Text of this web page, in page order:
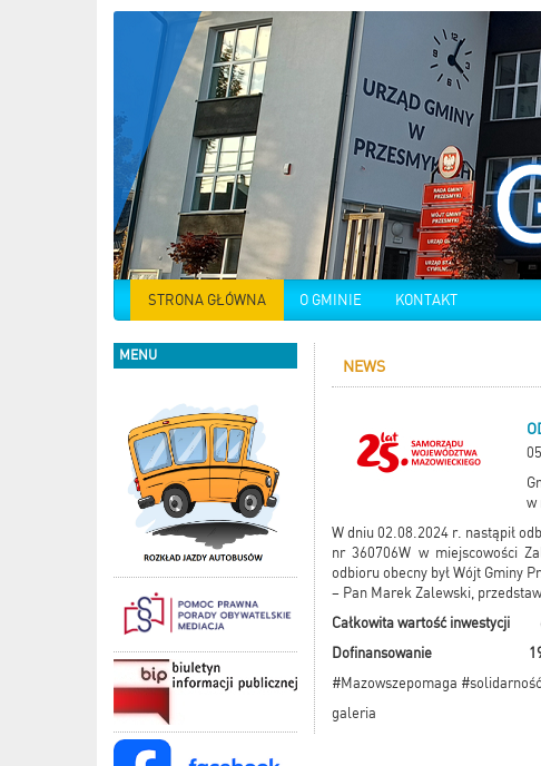
STRONA GŁÓWNA O GMINIE KONTAKT
MENU
NEWS
w
W dniu 02.08.2024 r. nastąpił
nr 360706W w miejscowości
odbioru obecny był Wójt Gminy
– Pan Marek Zalewski,
Całkowita wartość inwestycji
Dofinansowanie 190
#Mazowszepomaga
galeria